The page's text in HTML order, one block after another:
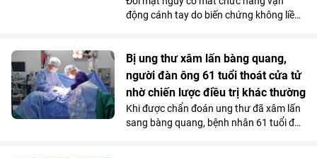
động cánh tay do biến chứng không liền
người Anh đã được điều trị thành công
bằng kỹ thuật thay khớp vai đảo ngược
(Reverse Shoulder Arthroplasty) - kỹ
thuật lần đầu tiên được triển khai tại
Bệnh viện Đa khoa Quốc tế Vinmec Hải
Phòng.
Bị ung thư xâm lấn bàng quang,
người đàn ông 61 tuổi thoát cửa tử
nhờ chiến lược điều trị khác thường
Khi được chẩn đoán ung thư đã xâm lấn
sang bàng quang, bệnh nhân 61 tuổi đã